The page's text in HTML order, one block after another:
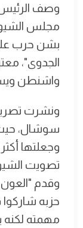
وصف الرئيس
مجلس
بشن حرب
الجدوى"،
واشنطن
ونشرت
سوشال،
وجعلتها أكثر
تصويت
وقدم "العون
حزبه
مهمته لكنه